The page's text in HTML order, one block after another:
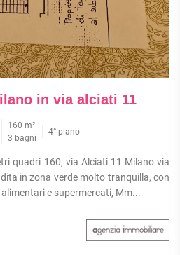
in via alciati 11
160 m²
3 bagni
4° piano
quadri 160, via Alciati 11 Milano via
in zona verde molto tranquilla, con
e supermercati, Mm...